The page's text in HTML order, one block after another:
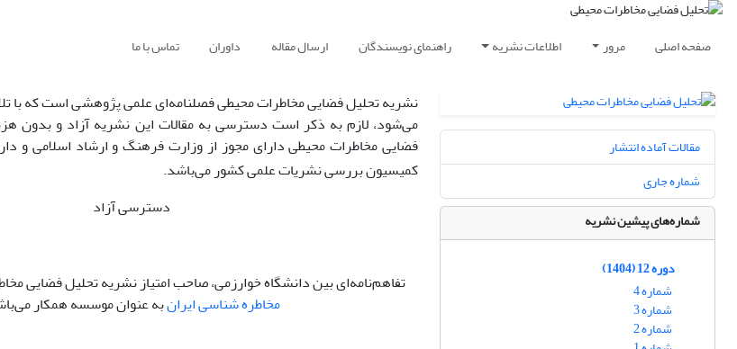
صفحه اصلی مرور اطلاعات نشریه راهنمای نویسندگان ارسال مقاله داوران تماس با ما
مقالات آماده انتشار
شماره جاری
شماره‌های پیشین نشریه
دوره 12 (1404)
شماره 4
شماره 3
شماره 2
نشریه تحلیل فضایی مخاطرات محیطی فصلنامه‌ای علمی پژوهشی است که با
می‌شود، لازم به ذکر است دسترسی به مقالات این نشریه آزاد و بدون
فضایی مخاطرات محیطی دارای مجوز از وزارت فرهنگ و ارشاد اسلامی و
کمیسیون بررسی نشریات علمی کشور می‌باشد.
دسترسی آزاد
تفاهم‌نامه‌ای بین دانشگاه خوارزمی، صاحب امتیاز نشریه تحلیل فضایی
مخاطره شناسی ایرانبه عنوان موسسه همکار